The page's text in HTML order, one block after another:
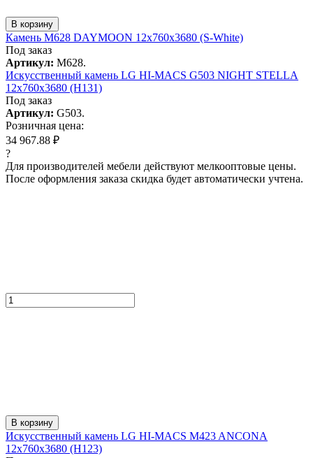
В корзину
Камень M628 DAYMOON 12x760x3680 (S-White)
Под заказ
Артикул: M628.
Искусcтвенный камень LG HI-MACS G503 NIGHT STELLA
12x760x3680 (H131)
Под заказ
Артикул: G503.
Розничная цена:
34 967.88 ₽
?
Для производителей мебели действуют мелкооптовые цены.
После оформления заказа скидка будет автоматически учтена.
В корзину
Искусcтвенный камень LG HI-MACS M423 ANCONA
12x760x3680 (H123)